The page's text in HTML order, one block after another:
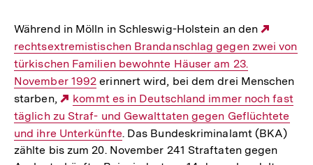
Während in Mölln in Schleswig-Holstein an den
Link:
rechtsextremistischen Brandanschlag gegen zwei von
türkischen Familien bewohnte Häuser am 23.
November 1992 erinnert wird, bei dem drei Menschen
starben,
Externer
Link:
kommt es in Deutschland immer noch fast
täglich zu Straf- und Gewalttaten gegen Geflüchtete
und ihre Unterkünfte. Das Bundeskriminalamt (BKA)
zählte bis zum 20. November 241 Straftaten gegen